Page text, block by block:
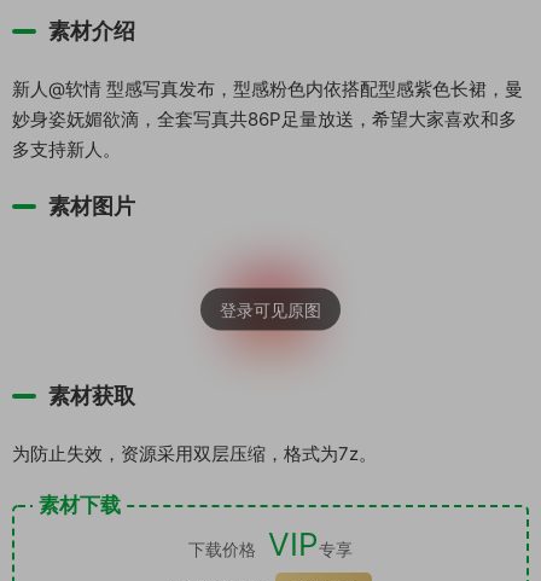
素材介绍
新人@软情 型感写真发布，型感粉色内依搭配型感紫色长裙，曼
妙身姿妩媚欲滴，全套写真共86P足量放送，希望大家喜欢和多
多支持新人。
素材图片
素材获取
为防止失效，资源采用双层压缩，格式为7z。
素材下载
下载价格 VIP专享